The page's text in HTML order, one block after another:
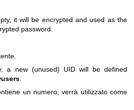
it will be encrypted and used as the
password.
a new (unused) UID will be defined
un numero, verrà utilizzato come